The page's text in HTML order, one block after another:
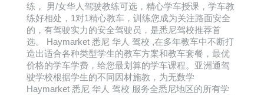
练， 男/女华人驾驶教练可选，精心学车授课，学车教
练好相处，1对1精心教车，训练您成为关注路面安全
的，有驾驶实力的安全驾驶员，是悉尼驾校推荐首
选。 Haymarket 悉尼 华人 驾校 ,在多年教车中不断打
造出适合各种类型学生的教车方案和教车套餐，最优
价格的学车学费，给您最划算的学车课程。亚洲通驾
驶学校根据学生的不同因材施教，为无数学
Haymarket 悉尼 华人 驾校 服务全悉尼地区的所有学